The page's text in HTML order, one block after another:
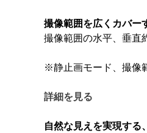
撮像範囲を広くカバ
撮像範囲の水平、垂直
※静止画モード、撮像
詳細を見る
自然な見えを実現する